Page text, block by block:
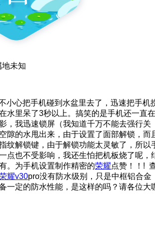
地未知
小心把手机碰到水盆里去了，迅速把手机
水里呆了3秒以上。搞笑的是手机还一直在
，我迅速锁屏（我知道千万不能去强行关
隙的水甩出来，由于设置了面部解锁，而
纹解锁键，由于解锁功能太灵敏了，所以
点也不受影响，我还生怕把机板烧了呢，
。为手机设置制作精密的荣耀点赞！！!
耀v30pro没有防水级别，只是中框铝合金
一定的防水性能，是这样的吗？请各位大